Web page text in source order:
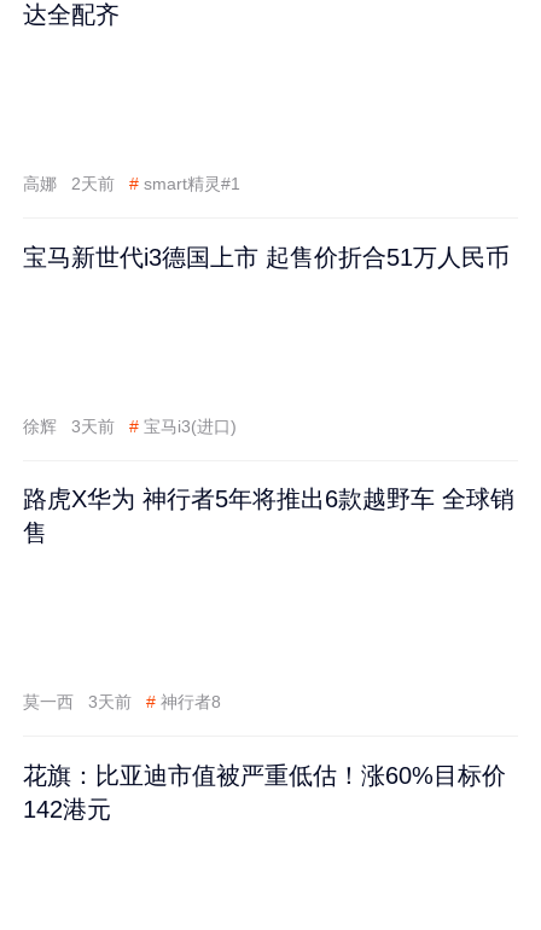
达全配齐
高娜 2天前 # smart精灵#1
宝马新世代i3德国上市 起售价折合51万人民币
徐辉 3天前 # 宝马i3(进口)
路虎X华为 神行者5年将推出6款越野车 全球销
售
莫一西 3天前 # 神行者8
花旗：比亚迪市值被严重低估！涨60%目标价
142港元